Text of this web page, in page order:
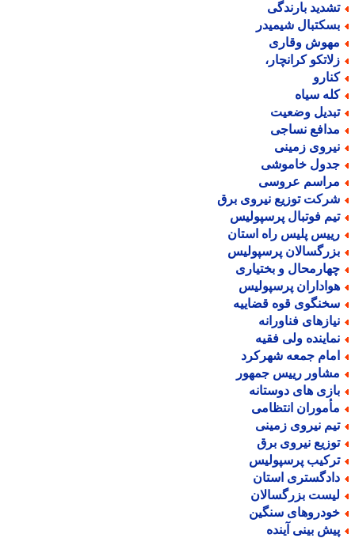
بارندگی
شیمیدر
وقاری
کرانچار،
سیاه
وضعیت
نساجی
زمینی
خاموشی
عروسی
توزیع نیروی برق
فوتبال پرسپولیس
پلیس راه استان
پرسپولیس
و بختیاری
پرسپولیس
قوه قضاییه
فناورانه
ولی فقیه
جمعه شهرکرد
رییس جمهور
های دوستانه
انتظامی
نیروی زمینی
نیروی برق
پرسپولیس
استان
بزرگسالان
سنگین
بینی آینده